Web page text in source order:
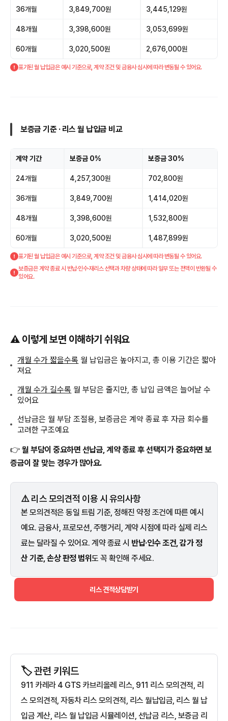
36개월 3,849,700원 3,445,129원
48개월 3,398,600원 3,053,699원
60개월 3,020,500원 2,676,000원
표기된 월 납입금은 예시 기준으로, 계약 조건 및 금융사 심사에 따라 변동될 수 있어요.
보증금 기준 · 리스 월 납입금 비교
계약 기간 보증금 0% 보증금 30%
24개월 4,257,300원 702,800원
36개월 3,849,700원 1,414,020원
48개월 3,398,600원 1,532,800원
60개월 3,020,500원 1,487,899원
표기된 월 납입금은 예시 기준으로, 계약 조건 및 금융사 심사에 따라 변동될 수 있어요.
보증금은 계약 종료 시 반납·인수·재리스 선택과 차량 상태에 따라 일부 또는 전액이 반환될 수
있어요.
⚠️ 이렇게 보면 이해하기 쉬워요
개월 수가 짧을수록 월 납입금은 높아지고, 총 이용 기간은 짧아
져요
개월 수가 길수록 월 부담은 줄지만, 총 납입 금액은 늘어날 수
있어요
선납금은 월 부담 조절용, 보증금은 계약 종료 후 자금 회수를
고려한 구조예요
👉 월 부담이 중요하면 선납금, 계약 종료 후 선택지가 중요하면 보
증금이 잘 맞는 경우가 많아요.
⚠️ 리스 모의견적 이용 시 유의사항
본 모의견적은 동일 트림 기준, 정해진 약정 조건에 따른 예시
예요. 금융사, 프로모션, 주행거리, 계약 시점에 따라 실제 리스
료는 달라질 수 있어요. 계약 종료 시 반납·인수 조건, 감가 정
산 기준, 손상 판정 범위도 꼭 확인해 주세요.
리스 견적상담받기
🏷️ 관련 키워드
911 카레라 4 GTS 카브리올레 리스, 911 리스 모의견적, 리
스 모의견적, 자동차 리스 모의견적, 리스 월납입금, 리스 월 납
입금 계산, 리스 월 납입금 시뮬레이션, 선납금 리스, 보증금 리